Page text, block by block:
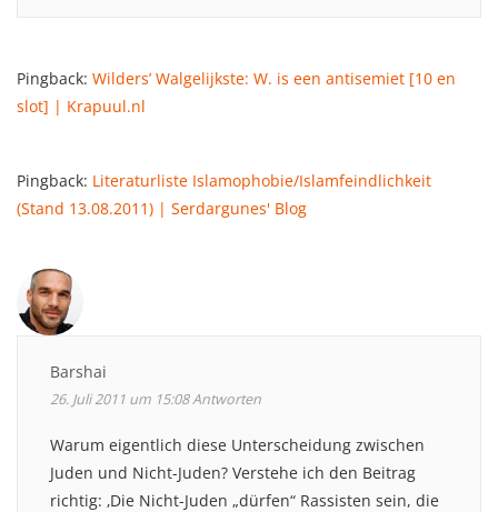
Pingback: Wilders’ Walgelijkste: W. is een antisemiet [10 en
slot] | Krapuul.nl
Pingback: Literaturliste Islamophobie/Islamfeindlichkeit
(Stand 13.08.2011) | Serdargunes' Blog
Barshai
26. Juli 2011 um 15:08Antworten
Warum eigentlich diese Unterscheidung zwischen
Juden und Nicht-Juden? Verstehe ich den Beitrag
richtig: ‚Die Nicht-Juden „dürfen“ Rassisten sein, die